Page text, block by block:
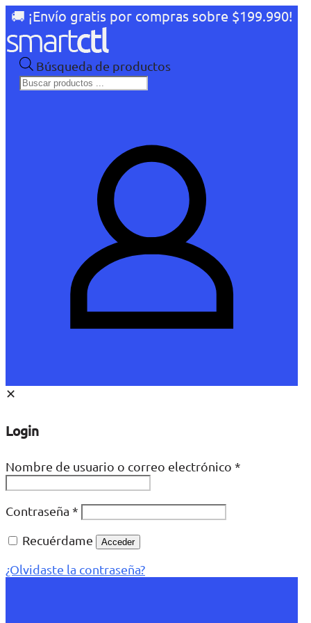
🚚 ¡Envío gratis por compras sobre $199.990!
Búsqueda de productos
✕
Login
Nombre de usuario o correo electrónico *
Contraseña *
Recuérdame
Acceder
¿Olvidaste la contraseña?